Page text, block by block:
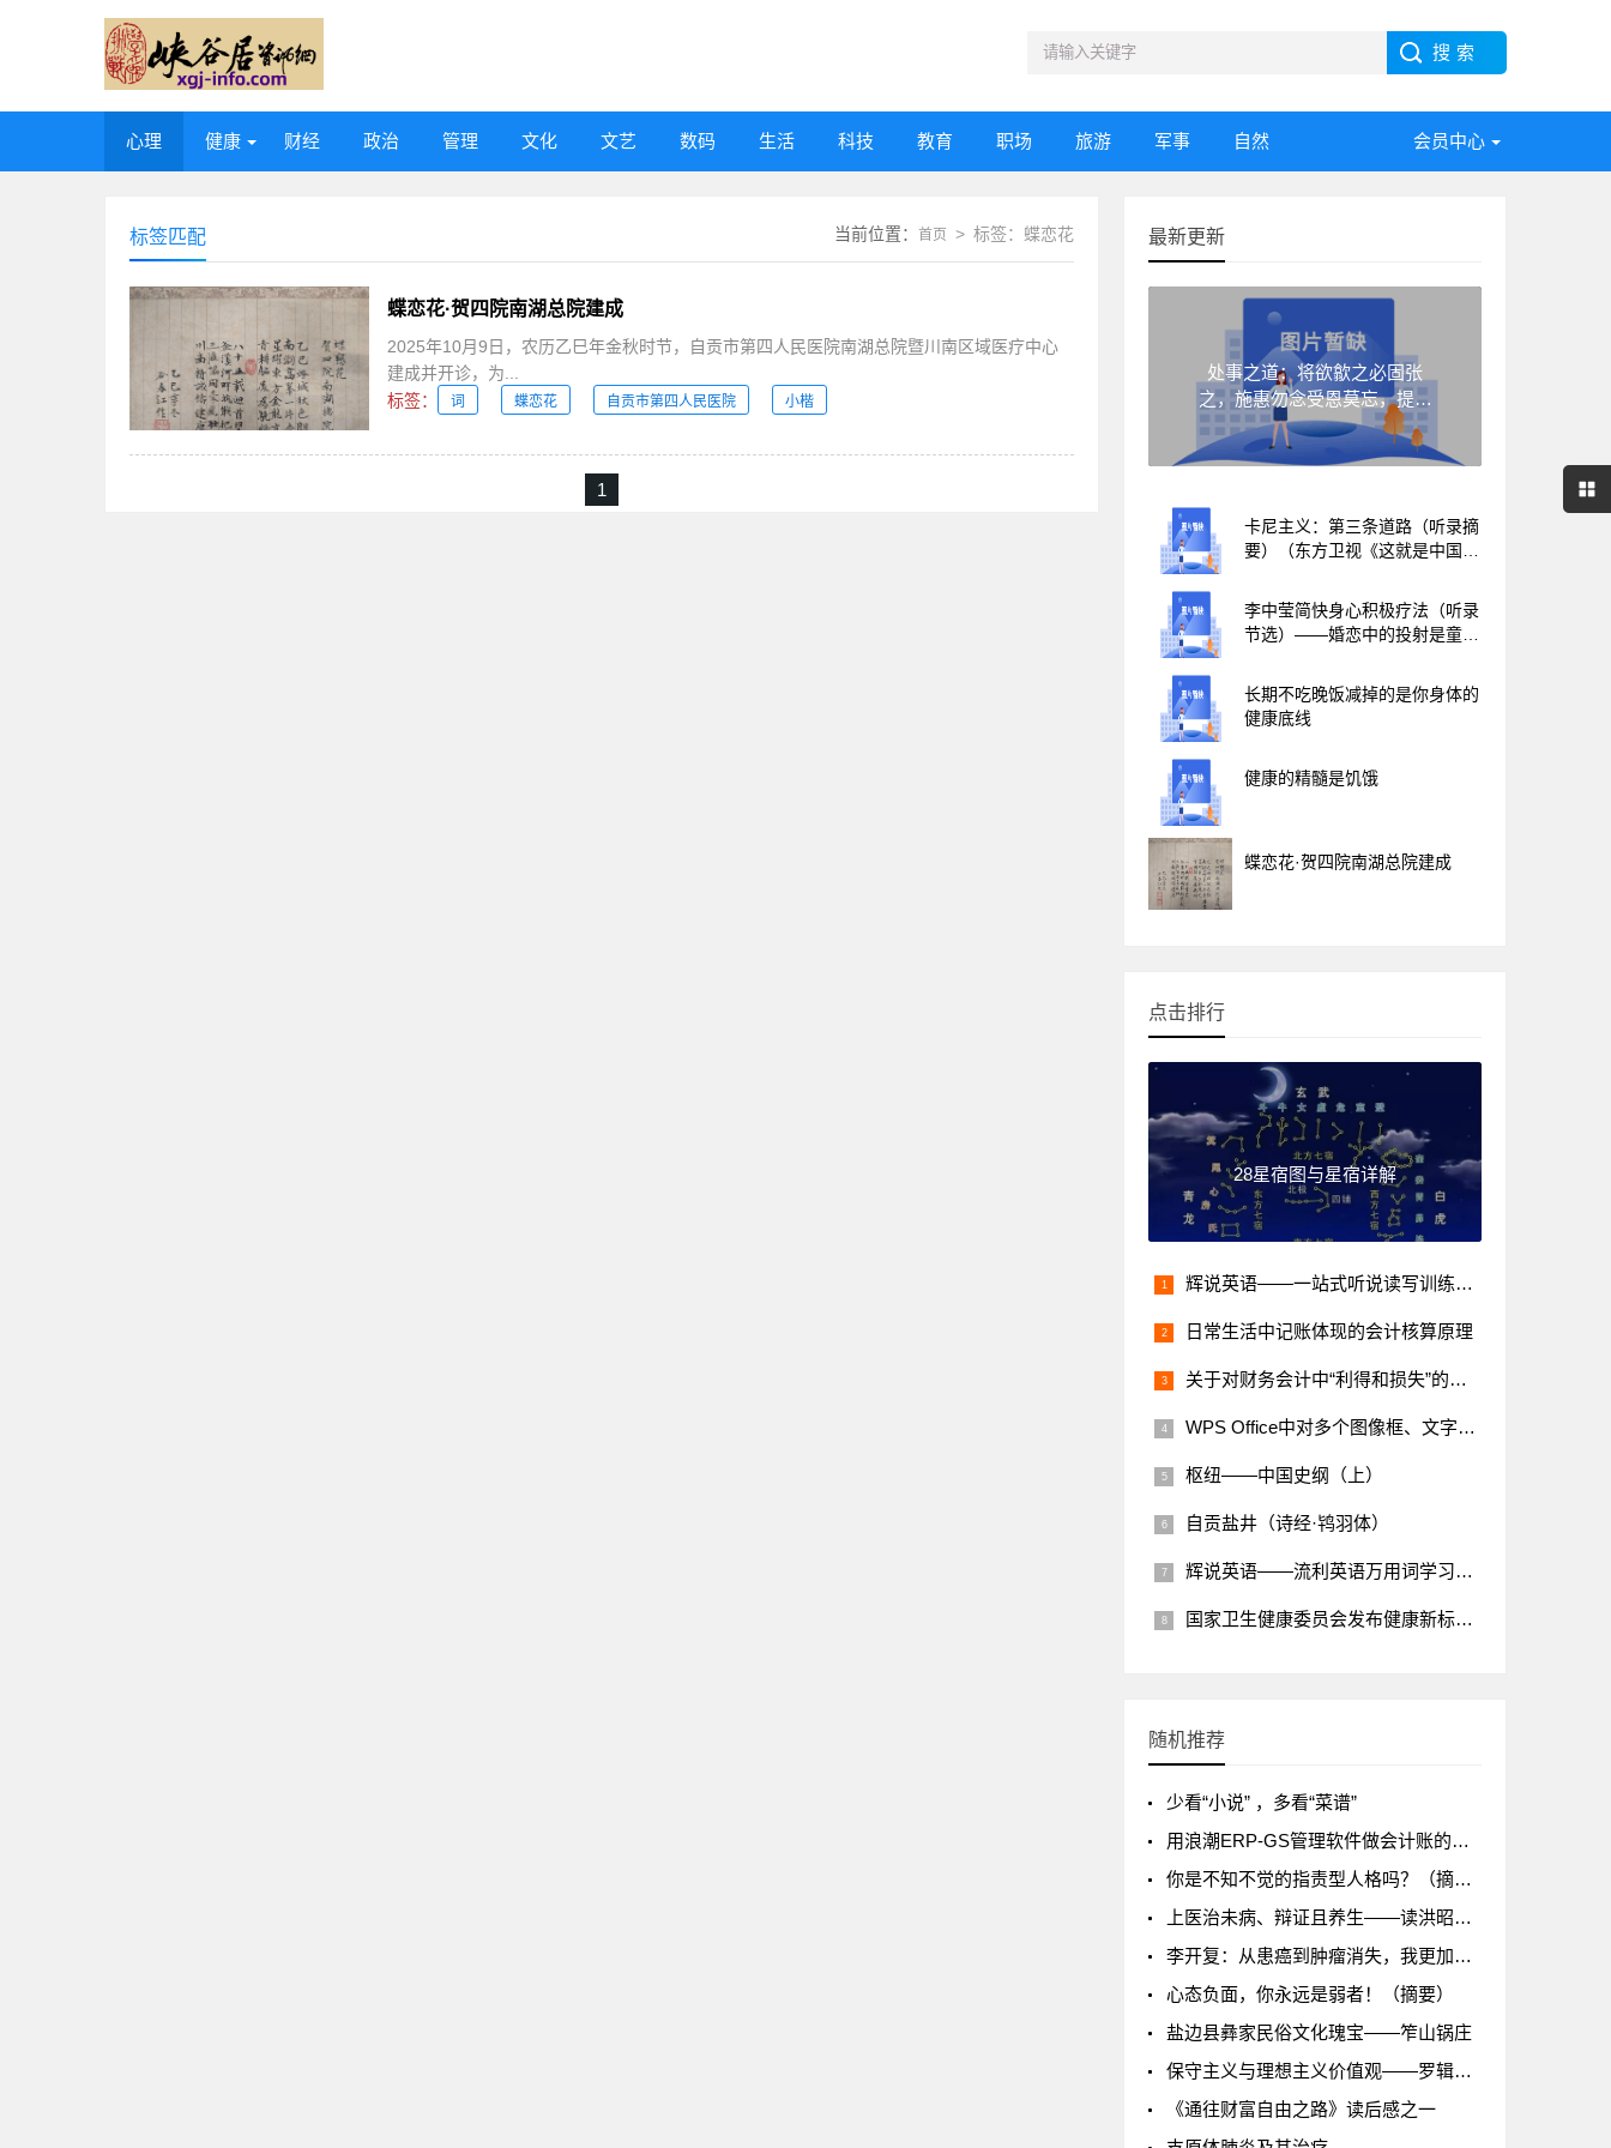
心理 健康 财经 政治 管理 文化 文艺 数码 生活 科技 教育 职场 旅游 军事 自然 会员中心
当前位置： 首页 > 标签：蝶恋花
标签匹配
蝶恋花·贺四院南湖总院建成
2025年10月9日，农历乙巳年金秋时节，自贡市第四人民医院南湖总院暨川南区域医疗中心
建成并开诊，为...
标签：
词 蝶恋花 自贡市第四人民医院 小楷
1
最新更新
处事之道：将欲歙之必固张
之，施惠勿念受恩莫忘，提升
自己自有朋友
卡尼主义：第三条道路（听录摘
要）（东方卫视《这就是中国》
李中莹简快身心积极疗法（听录
节选）——婚恋中的投射是童年
走出来
长期不吃晚饭减掉的是你身体的
健康底线
健康的精髓是饥饿
蝶恋花·贺四院南湖总院建成
点击排行
28星宿图与星宿详解
辉说英语——一站式听说读写训练营学习笔记
日常生活中记账体现的会计核算原理
关于对财务会计中“利得和损失”的理解
WPS Office中对多个图像框、文字框等组合的对象进行整体复制的方法
枢纽——中国史纲（上）
自贡盐井（诗经·鸨羽体）
辉说英语——流利英语万用词学习笔记
国家卫生健康委员会发布健康新标准《7 岁～18 岁儿童青少年身高发育等级评价》
随机推荐
少看“小说” ，多看“菜谱”
用浪潮ERP-GS管理软件做会计账的步骤要点
你是不知不觉的指责型人格吗？（摘要）
上医治未病、辩证且养生——读洪昭光教授《我眼里的健康人生》有感
李开复：从患癌到肿瘤消失，我更加确信睡眠比什么都重要
心态负面，你永远是弱者！（摘要）
盐边县彝家民俗文化瑰宝——笮山锅庄
保守主义与理想主义价值观——罗辑思维121期《丰满理想下的残酷杀戮》读后感
《通往财富自由之路》读后感之一